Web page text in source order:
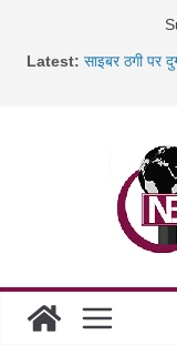
Latest: साइबर ठगी पर
रायपुर में
छत्तीसगढ़ में
गोठानों